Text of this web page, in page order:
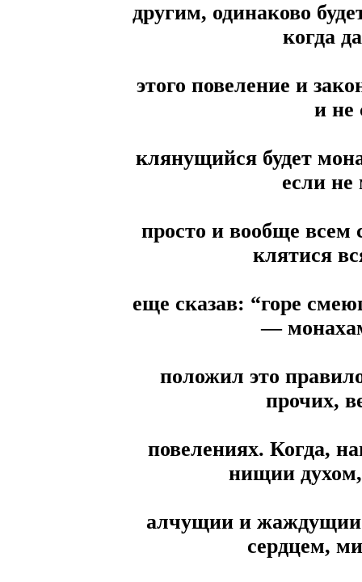
другим, одинаково
когда
этого повеление и
и не
клянущийся будет
если не
просто и вообще всем
клятися
еще сказав: “горе
—
положил это
прочих,
повелениях. Когда,
нищии
алчущии и жаждущии
сердцем,